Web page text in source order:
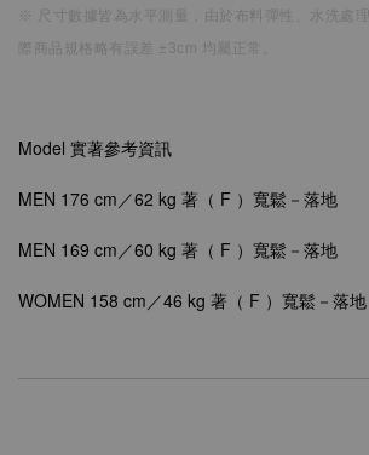
※ 尺寸數據皆為水平測量， 由於布料彈性、水洗處
際商品規格略有誤差 ±3cm 均屬正常。
Model 實著參考資訊
MEN 176 cm／62 kg 著（ F ）寬鬆－落地
MEN 169 cm／60 kg 著（ F ） 寬鬆－落地
WOMEN 158 cm／46 kg 著（ F ） 寬鬆－落地